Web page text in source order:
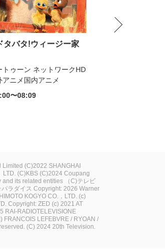
タバタ!ウィージー家
トゥーン ネットワークHD
アニメ国内アニメ
〜08:09
Limited (C)2022 SHANGHAI
LTD. (C)KBS (C)2024 Coupang
and its related entities
（C)テレビ
パラダイス Copyright: 2026 Warner
KOGYO CO.，LTD. (c)
Copyright: ZED (c) 2021 AT
RAI-RADIOTELEVISIONE
FRANCOIS LEFEBVRE / RYOAN /
(C) 2024 20th Television.